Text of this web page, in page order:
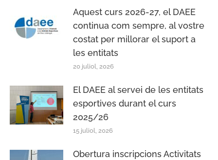
Aquest curs 2026-27, el DAEE
continua com sempre, al vostre
costat per millorar el suport a
les entitats
20 juliol, 2026
El DAEE al servei de les entitats
esportives durant el curs
2025/26
15 juliol, 2026
Obertura inscripcions Activitats